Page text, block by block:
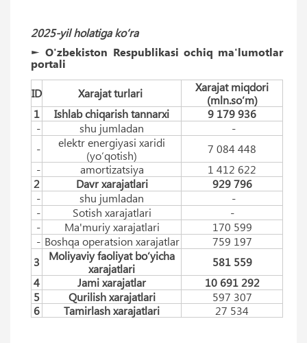
2025-yil holatiga ko‘ra
► O'zbekiston Respublikasi ochiq ma'lumotlar
portali
ID Xarajat turlari
Xarajat miqdori
(mln.so‘m)
1
Ishlab chiqarish tannarxi
9 179 936
-
shu jumladan
-
-
elektr energiyasi xaridi
(yo‘qotish)
7 084 448
-
amortizatsiya
1 412 622
2
Davr xarajatlari
929 796
-
shu jumladan
-
-
Sotish xarajatlari
-
-
Ma'muriy xarajatlari
170 599
- Boshqa operatsion xarajatlar
759 197
3
Moliyaviy faoliyat bo‘yicha
xarajatlari
581 559
4
Jami xarajatlar
10 691 292
5
Qurilish xarajatlari
597 307
6
Tamirlash xarajatlari 27 534